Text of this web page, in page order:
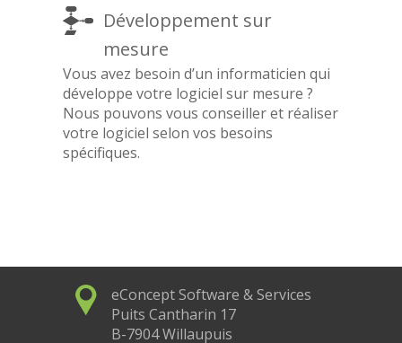
Développement sur
mesure
Vous avez besoin d’un informaticien qui
développe votre logiciel sur mesure ?
Nous pouvons vous conseiller et réaliser
votre logiciel selon vos besoins
spécifiques.
eConcept Software & Services
Puits Cantharin 17
B-7904 Willaupuis